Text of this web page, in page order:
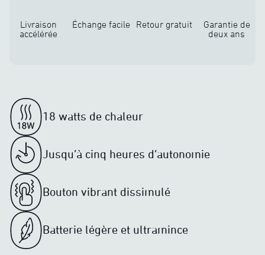
Livraison
accélérée
Échange facile Retour gratuit
Garantie de
deux ans
18 watts de chaleur
Jusqu’à cinq heures d’autonomie
Bouton vibrant dissimulé
Batterie légère et ultramince